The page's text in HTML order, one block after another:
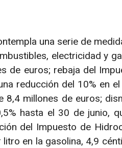
una serie de
electricidad y
de euros; rebaja del
reducción del 10% en
millones de euros;
hasta el 30 de junio,
del Impuesto de
en la gasolina, 4,9